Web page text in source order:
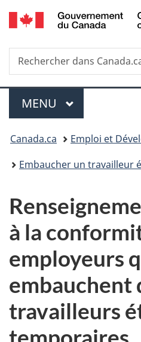
Recherche
Rechercher
dans
Menu
MENU PRINCIPAL
Vous
êtes
Canada.ca
Emploi et
Embaucher un travailleur étranger temporaire
à la
employeurs
embauchent
travailleurs